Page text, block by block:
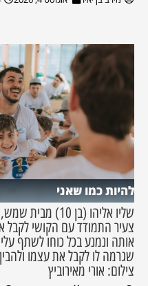
להיות כמו שאני
שליו אליהו (בן
צעיר התמודד עם הקושי
אותה ונמנע בכל כוחו לשתף
שגרמה לו לקבל את עצמו
צילום: אורי מאירוביץ